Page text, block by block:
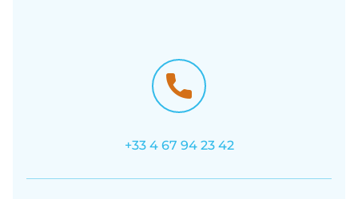
+33 4 67 94 23 42